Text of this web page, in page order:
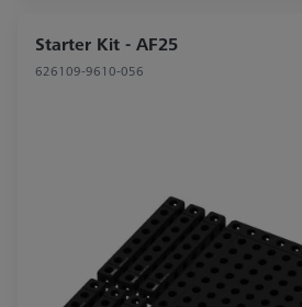
Starter Kit - AF25
626109-9610-056